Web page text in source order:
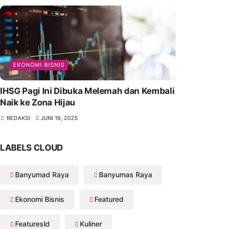
EKONOMI BISNIS
IHSG Pagi Ini Dibuka Melemah dan Kembali
Naik ke Zona Hijau
REDAKSI JUNI 16, 2025
LABELS CLOUD
Banyumad Raya Banyumas Raya
Ekonomi Bisnis Featured
Featuresld Kuliner